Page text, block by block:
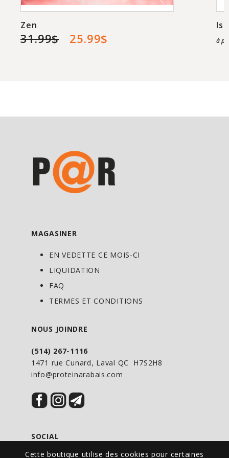
Cette boutique utilise des cookies pour certaines
Zen
31.99$ 25.99$ à
MAGASINER
EN VEDETTE CE MOIS-CI
LIQUIDATION
FAQ
TERMES ET CONDITIONS
NOUS JOINDRE
(514) 267-1116
1471 rue Cunard, Laval QC H7S2H8
info@proteinarabais.com
SOCIAL